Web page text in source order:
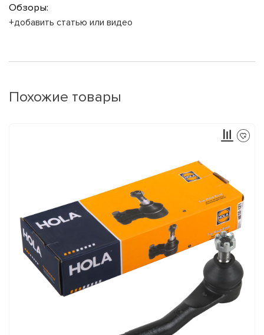
Обзоры:
+добавить статью или видео
Похожие товары